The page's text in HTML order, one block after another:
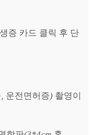
증 카드 클릭 후 단
운전면허증) 촬영이